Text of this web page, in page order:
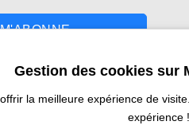
Gestion des cookies sur
la meilleure expérience de
expérience !